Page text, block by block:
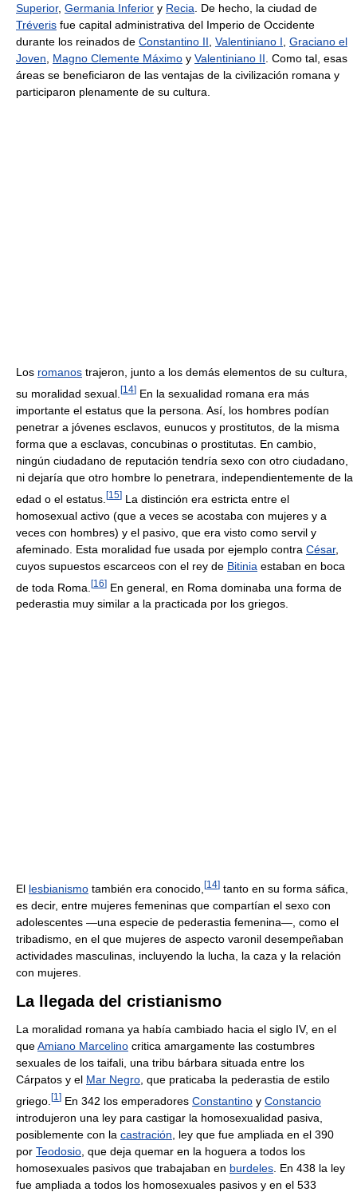
Superior, Germania Inferior y Recia. De hecho, la ciudad de
Tréveris fue capital administrativa del Imperio de Occidente
durante los reinados de Constantino II, Valentiniano I, Graciano el
Joven, Magno Clemente Máximo y Valentiniano II. Como tal, esas
áreas se beneficiaron de las ventajas de la civilización romana y
participaron plenamente de su cultura.
Los romanos trajeron, junto a los demás elementos de su cultura,
su moralidad sexual. [14] En la sexualidad romana era más
importante el estatus que la persona. Así, los hombres podían
penetrar a jóvenes esclavos, eunucos y prostitutos, de la misma
forma que a esclavas, concubinas o prostitutas. En cambio,
ningún ciudadano de reputación tendría sexo con otro ciudadano,
ni dejaría que otro hombre lo penetrara, independientemente de la
edad o el estatus. [15] La distinción era estricta entre el
homosexual activo (que a veces se acostaba con mujeres y a
veces con hombres) y el pasivo, que era visto como servil y
afeminado. Esta moralidad fue usada por ejemplo contra César,
cuyos supuestos escarceos con el rey de Bitinia estaban en boca
de toda Roma. [16] En general, en Roma dominaba una forma de
pederastia muy similar a la practicada por los griegos.
El lesbianismo también era conocido, [14] tanto en su forma sáfica,
es decir, entre mujeres femeninas que compartían el sexo con
adolescentes —una especie de pederastia femenina—, como el
tribadismo, en el que mujeres de aspecto varonil desempeñaban
actividades masculinas, incluyendo la lucha, la caza y la relación
con mujeres.
La llegada del cristianismo
La moralidad romana ya había cambiado hacia el siglo IV, en el
queAmiano Marcelino critica amargamente las costumbres
sexuales de los taifali, una tribu bárbara situada entre los
Cárpatos y el Mar Negro , que praticaba la pederastia de estilo
griego. [1 ] En 342 los emperadores Constantino y Constancio
introdujeron una ley para castigar la homosexualidad pasiva,
posiblemente con la castración , ley que fue ampliada en el 390
por Teodosio , que deja quemar en la hoguera a todos los
homosexuales pasivos que trabajaban en burdeles . En 438 la ley
fue ampliada a todos los homosexuales pasivos y en el 533